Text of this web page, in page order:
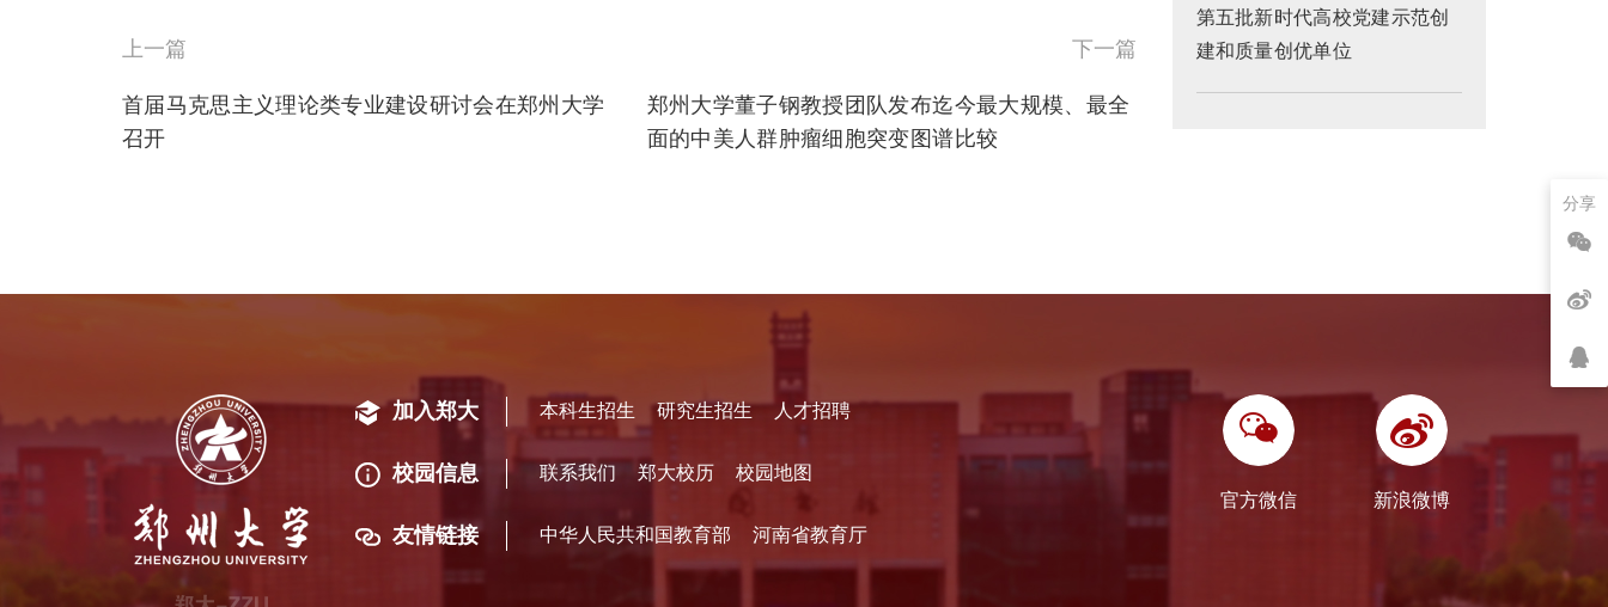
上一篇
首届马克思主义理论类专业建设研讨会在郑州大学
召开
下一篇
郑州大学董子钢教授团队发布迄今最大规模、最全
面的中美人群肿瘤细胞突变图谱比较
第五批新时代高校党建示范创
建和质量创优单位
加入郑大 本科生招生 研究生招生 人才招聘
校园信息 联系我们 郑大校历 校园地图
友情链接 中华人民共和国教育部 河南省教育厅
官方微信 新浪微博
分享